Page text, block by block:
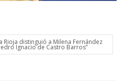
Rioja distinguió a Milena Fernández
Ignacio de Castro Barros”